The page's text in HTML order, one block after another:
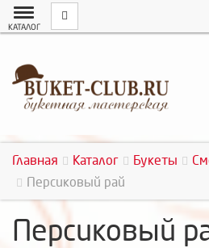
КАТАЛОГ
Главная Каталог Букеты
Персиковый рай
Персиковый